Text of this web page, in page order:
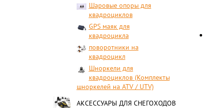
Шаровые опоры для
квадроциклов
GPS маяк для
квадроцикла
поворотники на
квадроцикл
Шноркели для
квадроциклов (Комплекты
шноркелей на ATV / UTV)
АКСЕССУАРЫ ДЛЯ СНЕГОХОДОВ